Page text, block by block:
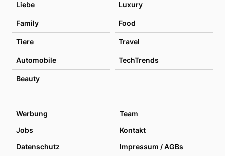
Liebe Luxury
Family Food
Tiere Travel
Automobile TechTrends
Beauty
Werbung
Team
Jobs
Kontakt
Datenschutz
Impressum / AGBs